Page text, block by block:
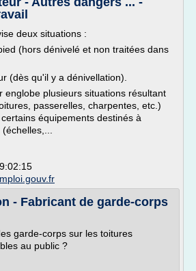
deux situations :
(hors dénivelé et non traitées dans
(dès qu'il y a dénivellation).
englobe plusieurs situations résultant
passerelles, charpentes, etc.)
équipements destinés à
- Fabricant de garde-corps
garde-corps sur les toitures
au public ?